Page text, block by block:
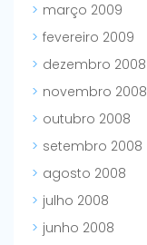
março 2009
fevereiro 2009
dezembro 2008
novembro 2008
outubro 2008
setembro 2008
agosto 2008
julho 2008
junho 2008